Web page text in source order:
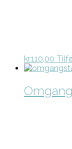
kr.110,00